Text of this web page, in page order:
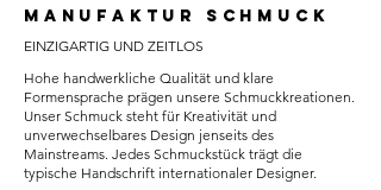
MANUFAKTUR SCHMUCK
EINZIGARTIG UND ZEITLOS
Hohe handwerkliche Qualität und klare
Formensprache prägen unsere Schmuckkreationen.
Unser Schmuck steht für Kreativität und
unverwechselbares Design jenseits des
Mainstreams. Jedes Schmuckstück trägt die
typische Handschrift internationaler Designer.